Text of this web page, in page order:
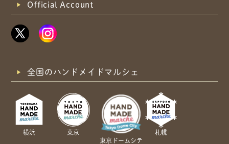
Official Account
全国のハンドメイドマルシェ
横浜
東京
東京ドームシテ
札幌